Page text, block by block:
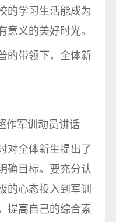
的学习生活能成为
意义的美好时光。
带领下，全体新
作军训动员讲话
全体新生提出了
确目标。要充分认
的心态投入到军训
提高自己的综合素